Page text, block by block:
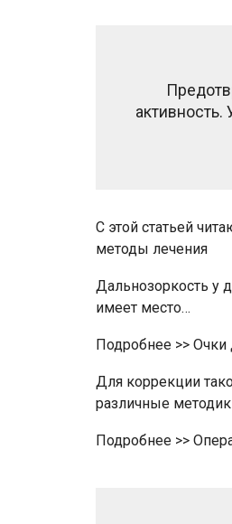
активность.
С этой статьей
методы лечения
Дальнозоркость у
имеет место…
Подробнее >>
Для коррекции
различные
Подробнее >>